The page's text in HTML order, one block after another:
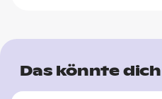
Das könnte